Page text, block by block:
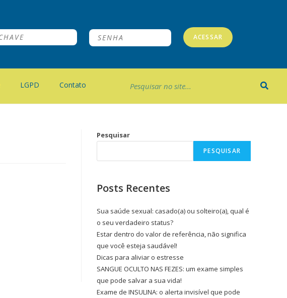
ACESSAR
LGPD Contato
Pesquisar
PESQUISAR
Posts Recentes
Sua saúde sexual: casado(a) ou solteiro(a), qual é
o seu verdadeiro status?
Estar dentro do valor de referência, não significa
que você esteja saudável!
Dicas para aliviar o estresse
SANGUE OCULTO NAS FEZES: um exame simples
que pode salvar a sua vida!
Exame de INSULINA: o alerta invisível que pode